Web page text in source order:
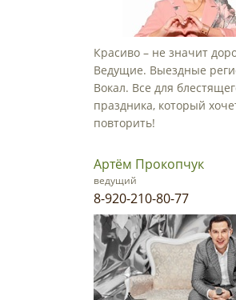
Красиво – не значит
Ведущие. Выездные
Вокал. Все для
праздника, который
повторить!
Артём Прокопчук
ведущий
8-920-210-80-77